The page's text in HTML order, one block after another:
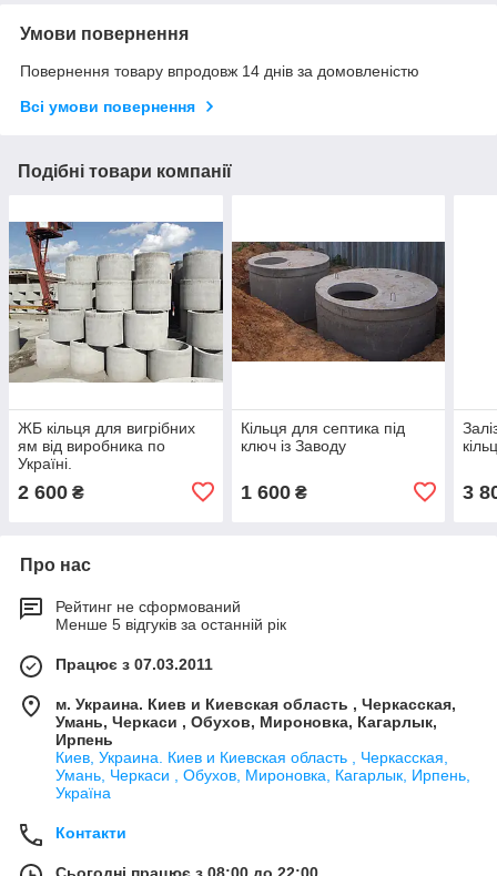
Умови повернення
Повернення товару впродовж 14 днів за домовленістю
Всі умови повернення
Подібні товари компанії
ЖБ кільця для вигрібних
ям від виробника по
Україні.
2 600 ₴
Кільця для септика під
ключ із Заводу
1 600₴ 3
Про нас
Рейтинг не сформований
Менше 5 відгуків за останній рік
Працює з 07.03.2011
м. Украина. Киев и Киевская область , Черкасская,
Умань, Черкаси , Обухов, Мироновка, Кагарлык,
Ирпень
Киев, Украина. Киев и Киевская область , Черкасская,
Умань, Черкаси , Обухов, Мироновка, Кагарлык, Ирпень,
Україна
Контакти
Сьогодні працює з 08:00 до 22:00